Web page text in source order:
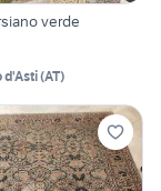
verde
d'Asti(AT)